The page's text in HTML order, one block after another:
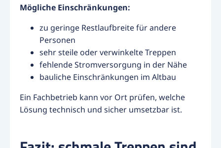
Mögliche Einschränkungen:
zu geringe Restlaufbreite für andere
Personen
sehr steile oder verwinkelte Treppen
fehlende Stromversorgung in der Nähe
bauliche Einschränkungen im Altbau
Ein Fachbetrieb kann vor Ort prüfen, welche
Lösung technisch und sicher umsetzbar ist.